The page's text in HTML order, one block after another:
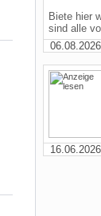
Biete hier
sind alle